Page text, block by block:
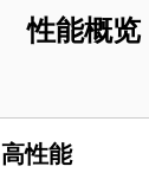
性能概览
高性能